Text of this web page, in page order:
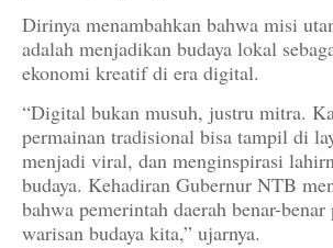
Dirinya menambahkan bahwa misi
adalah menjadikan budaya lokal
ekonomi kreatif di era digital.
“Digital bukan musuh, justru mitra.
permainan tradisional bisa tampil di
menjadi viral, dan menginspirasi
budaya. Kehadiran Gubernur NTB
bahwa pemerintah daerah benar-
warisan budaya kita,” ujarnya.